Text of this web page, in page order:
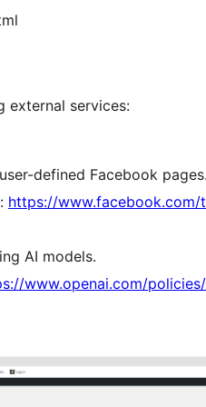
external services:
defined Facebook pages.
https://www.facebook.com/
AI models.
www.openai.com/